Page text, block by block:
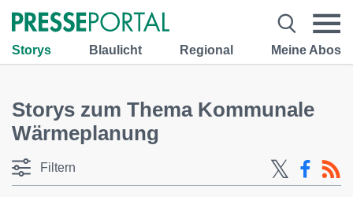
Storys Blaulicht Regional Meine Abos
Storys zum Thema Kommunale
Wärmeplanung
Filtern